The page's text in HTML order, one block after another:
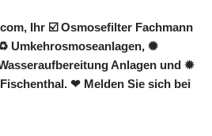
Ihr ☑️ Osmosefilter Fachmann
Umkehrosmoseanlagen, ✺
Anlagen und ✹
❤ Melden Sie sich bei